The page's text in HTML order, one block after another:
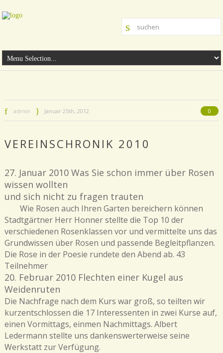
admin Januar 25th, 2012 0
VEREINSCHRONIK 2010
27. Januar 2010 Was Sie schon immer über Rosen
wissen wollten
und sich nicht zu fragen trauten
Wie Rosen auch Ihren Garten bereichern können
Stadtgärtner Herr Honner stellte die Top 10 der
verschiedenen Rosenklassen vor und vermittelte uns das
Grundwissen über Rosen und passende Begleitpflanzen.
Die Rose in der Poesie rundete den Abend ab. 43
Teilnehmer
20. Februar 2010 Flechten einer Kugel aus
Weidenruten
Die Nachfrage nach dem Kurs war groß, so teilten wir
kurzentschlossen die 17 Interessenten in zwei Kurse auf,
einen Vormittags, einmen Nachmittags. Albert
Ledermann stellte uns dankenswerterweise seine
Werkstatt zur Verfügung.